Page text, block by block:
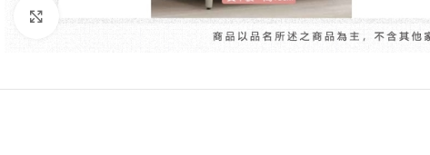
Click to enlarge